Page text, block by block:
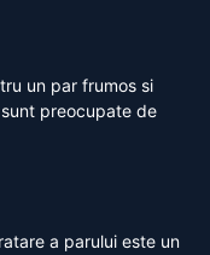
un par frumos si
preocupate de
a parului este un